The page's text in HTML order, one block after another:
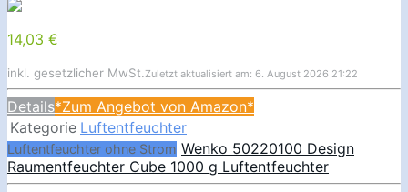
14,03 €
inkl. gesetzlicher MwSt.Zuletzt aktualisiert am: 6. August 2026 21:22
Details*Zum Angebot von Amazon*
Kategorie Luftentfeuchter
Luftentfeuchter ohne Strom Wenko 50220100 Design
Raumentfeuchter Cube 1000 g Luftentfeuchter